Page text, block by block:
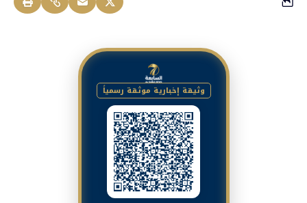
وثيقة إخبارية موثقة رسمياً